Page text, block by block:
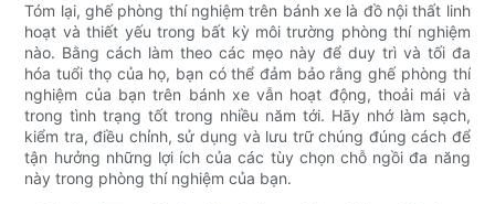
Tóm lại, ghế phòng thí nghiệm trên bánh xe là đồ nội thất linh
hoạt và thiết yếu trong bất kỳ môi trường phòng thí nghiệm
nào. Bằng cách làm theo các mẹo này để duy trì và tối đa
hóa tuổi thọ của họ, bạn có thể đảm bảo rằng ghế phòng thí
nghiệm của bạn trên bánh xe vẫn hoạt động, thoải mái và
trong tình trạng tốt trong nhiều năm tới. Hãy nhớ làm sạch,
kiểm tra, điều chỉnh, sử dụng và lưu trữ chúng đúng cách để
tận hưởng những lợi ích của các tùy chọn chỗ ngồi đa năng
này trong phòng thí nghiệm của bạn.